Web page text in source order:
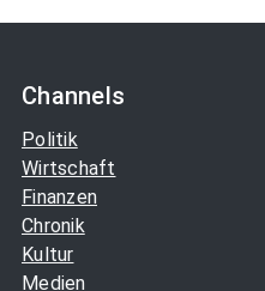
Channels
Politik
Wirtschaft
Finanzen
Chronik
Kultur
Medien